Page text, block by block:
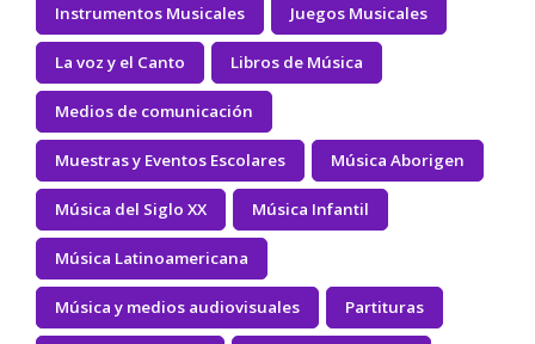
Instrumentos Musicales Juegos Musicales
La voz y el Canto Libros de Música
Medios de comunicación
Muestras y Eventos Escolares Música Aborigen
Música del Siglo XX Música Infantil
Música Latinoamericana
Música y medios audiovisuales Partituras